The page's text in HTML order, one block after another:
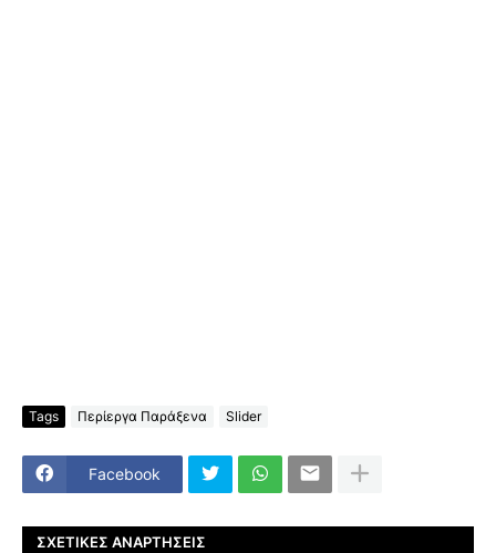
Tags Περίεργα Παράξενα Slider
Facebook
ΣΧΕΤΙΚΈΣ ΑΝΑΡΤΉΣΕΙΣ